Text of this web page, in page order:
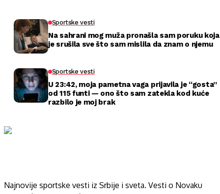
Sportske vesti
Na sahrani mog muža pronašla sam poruku koja
je srušila sve što sam mislila da znam o njemu
Sportske vesti
U 23:42, moja pametna vaga prijavila je “gosta”
od 115 funti — ono što sam zatekla kod kuće
razbilo je moj brak
Najnovije sportske vesti iz Srbije i sveta. Vesti o Novaku